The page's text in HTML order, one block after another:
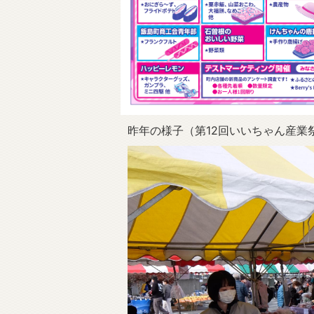
昨年の様子（第12回いいちゃん産業